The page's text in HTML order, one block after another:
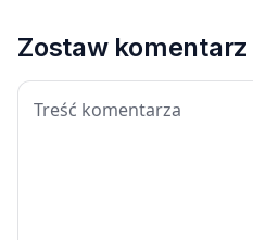
Zostaw komentarz